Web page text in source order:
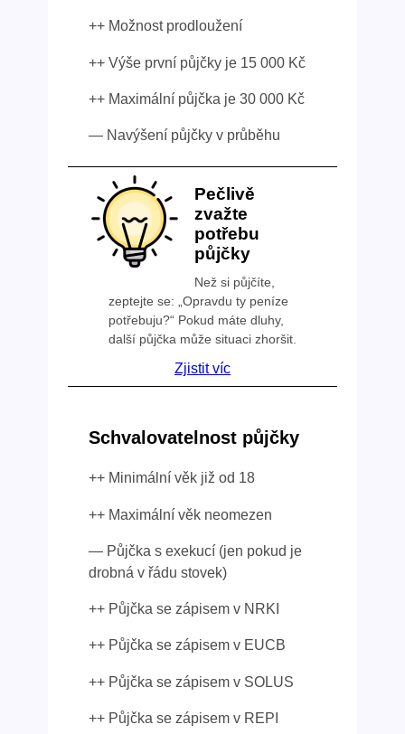
++ Možnost prodloužení
++ Výše první půjčky je 15 000 Kč
++ Maximální půjčka je 30 000 Kč
— Navýšení půjčky v průběhu
Pečlivě
zvažte
potřebu
půjčky
Než si půjčíte,
zeptejte se: „Opravdu ty peníze
potřebuju?“ Pokud máte dluhy,
další půjčka může situaci zhoršit.
Zjistit víc
Schvalovatelnost půjčky
++ Minimální věk již od 18
++ Maximální věk neomezen
— Půjčka s exekucí (jen pokud je
drobná v řádu stovek)
++ Půjčka se zápisem v NRKI
++ Půjčka se zápisem v EUCB
++ Půjčka se zápisem v SOLUS
++ Půjčka se zápisem v REPI